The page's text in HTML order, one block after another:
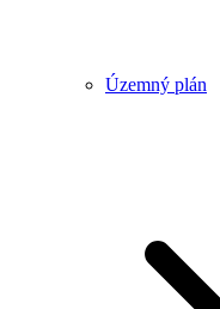
Územný plán